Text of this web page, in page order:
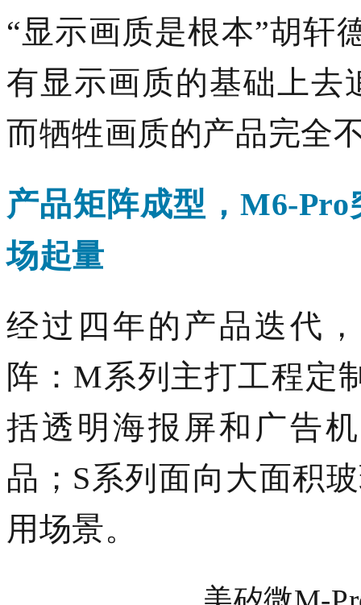
“显示画质是根本”胡轩
有显示画质的基础上去
而牺牲画质的产品完全
产品矩阵成型， M6-Pro
场起量
经过四年的产品迭代
阵： M系列主打工程定
括透明 海报屏和广告
品； S系列面向大面积
用场景。